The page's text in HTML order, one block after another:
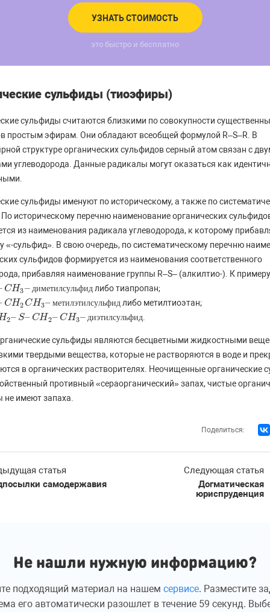
УЗНАТЬ СТОИМОСТЬ
это быстро и бесплатно
сульфиды (тиоэфиры)
сульфиды считаются близкими по совокупности
простым эфирам. Они обладают всеобщей формулой R–S–R. В
структуре органических сульфидов серный атом связан с
углеводорода. Данные радикалы могут оказаться как
сульфиды именуют по историческому, а также по
историческому перечню наименование органических
из наименования радикала углеводорода, к которому
«-сульфид». В свою очередь, по систематическому перечню
сульфидов формируется из наименования соответственного
прибавляя наименование группы R–S– (алкилтио-). К
CH3– диметилсульфид
3–диметилсульфид либо тиапропан;
CH2CH3– метилэтилсульфид
2CH3–метилэтилсульфид
либо метилтиоэтан;
2– S– CH2–CH3– диэтилсульфид
–S–CH2–CH3–диэтилсульфид
сульфиды являются бесцветными жидкостными
твердыми вещества, которые не растворяются в воде и
в органических растворителях. Неочищенные органические
противный «сераорганический» запах, чистые
не имеют запаха.
Поделиться:
статья
самодержавия
Следующая статья
Догматическая
юриспруденция
Не нашли нужную информацию?
подходящий материал на нашем сервисе. Разместите
его автоматически разошлет в течение 59 секунд.